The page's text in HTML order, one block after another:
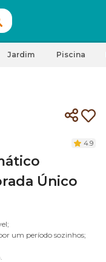
Jardim Piscina
4.9
Único
um período sozinhos;